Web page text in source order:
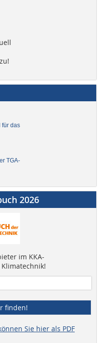
für das
TGA-
2026
im KKA-
finden!
Sie hier als PDF